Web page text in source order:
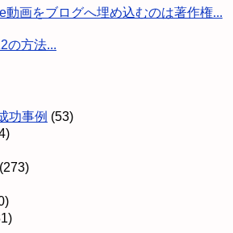
動画をブログへ埋め込むのは著作権...
の方法...
功事例 (53)
(273)